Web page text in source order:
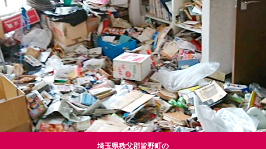
埼玉県秩父郡皆野町の